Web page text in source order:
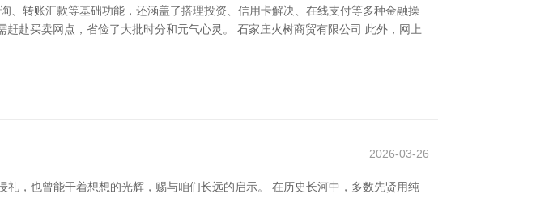
转账汇款等基础功能，还涵盖了搭理投资、信用卡解决、在线支付等多种金融操
赴买卖网点，省俭了大批时分和元气心灵。 石家庄火树商贸有限公司 此外，网上
2026-03-26
，也曾能干着想想的光辉，赐与咱们长远的启示。 在历史长河中，多数先贤用纯